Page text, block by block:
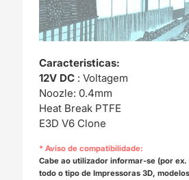
Caracteristicas:
12V DC : Voltagem
Noozle: 0.4mm
Heat Break PTFE
E3D V6 Clone
* Aviso de compatibilidade:
Cabe ao utilizador informar-se (por
todo o tipo de Impressoras 3D,